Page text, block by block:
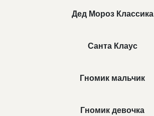
Дед Мороз Классика
Санта Клаус
Гномик мальчик
Гномик девочка